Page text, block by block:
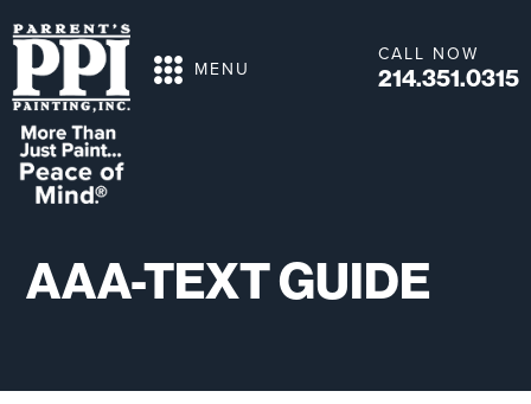
MENU
CALL NOW
214.351.0315
AAA-TEXT GUIDE